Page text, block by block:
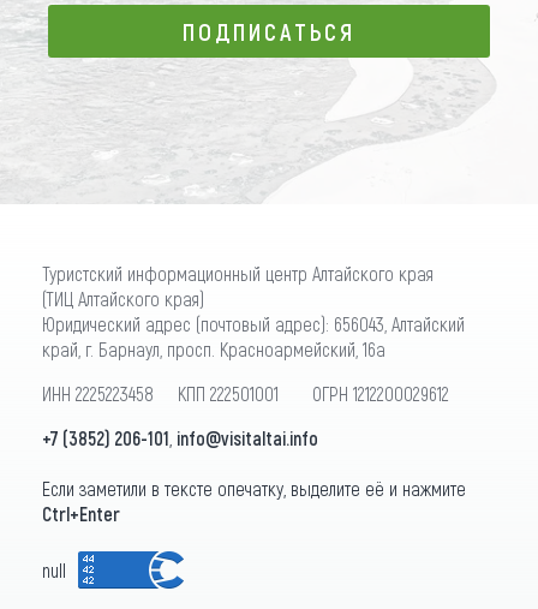
ПОДПИСАТЬСЯ
ПОДПИСАТЬСЯ
Туристский информационный центр Алтайского края
(ТИЦ Алтайского края)
Юридический адрес (почтовый адрес): 656043, Алтайский
край, г. Барнаул, просп. Красноармейский, 16а
ИНН 2225223458 КПП 222501001 ОГРН 1212200029612
+7 (3852) 206-101 info@visitaltai.info
Если заметили в тексте опечатку, выделите её и нажмите
Ctrl+Enter
null